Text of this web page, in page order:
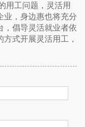
用工问题，灵活用
业，身边惠也将充分
，倡导灵活就业者依
式开展灵活用工，